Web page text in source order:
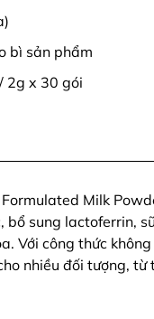
bì sản phẩm
2g x 30 gói
Milk
sung lactoferrin,
Với công thức
nhiều đối tượng, từ